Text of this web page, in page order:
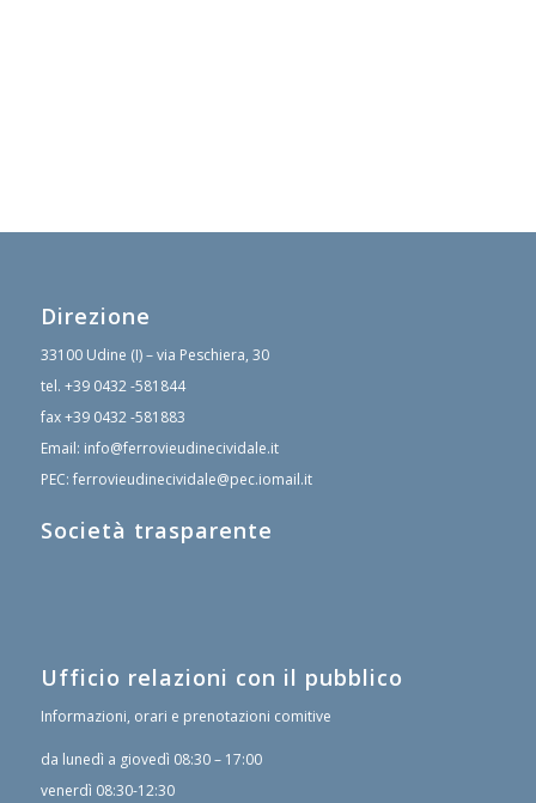
Direzione
33100 Udine (I) – via Peschiera, 30
tel. +39 0432 -581844
fax+39 0432 -581883
Email: info@ferrovieudinecividale.it
PEC: ferrovieudinecividale@pec.iomail.it
Società trasparente
Ufficio relazioni con il pubblico
Informazioni, orari e prenotazioni comitive
da lunedì a giovedì 08:30 – 17:00
venerdì 08:30-12:30